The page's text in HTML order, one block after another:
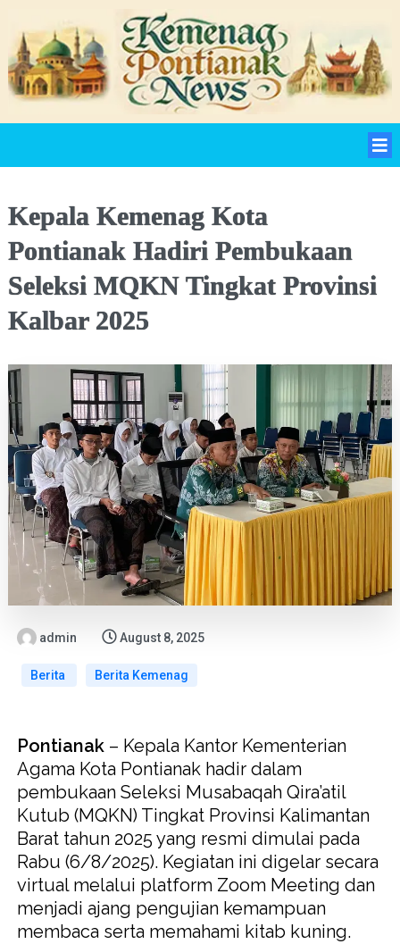
Kepala Kemenag Kota
Pontianak Hadiri Pembukaan
Seleksi MQKN Tingkat Provinsi
Kalbar 2025
admin August 8, 2025
Berita Berita Kemenag
Pontianak – Kepala Kantor Kementerian
Agama Kota Pontianak hadir dalam
pembukaan Seleksi Musabaqah Qira’atil
Kutub (MQKN) Tingkat Provinsi Kalimantan
Barat tahun 2025 yang resmi dimulai pada
Rabu (6/8/2025). Kegiatan ini digelar secara
virtual melalui platform Zoom Meeting dan
menjadi ajang pengujian kemampuan
membaca serta memahami kitab kuning.